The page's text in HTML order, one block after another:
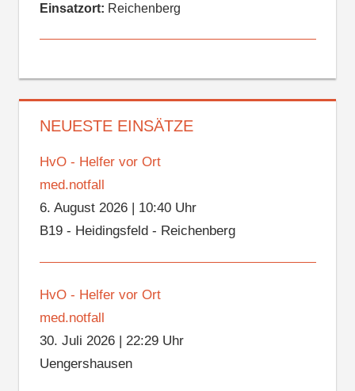
Einsatzort: Reichenberg
NEUESTE EINSÄTZE
HvO - Helfer vor Ort
med.notfall
6. August 2026| 10:40 Uhr
B19 - Heidingsfeld - Reichenberg
HvO - Helfer vor Ort
med.notfall
30. Juli 2026| 22:29 Uhr
Uengershausen